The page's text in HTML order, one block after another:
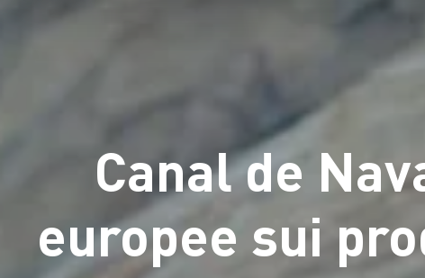
Canal de
europee sui